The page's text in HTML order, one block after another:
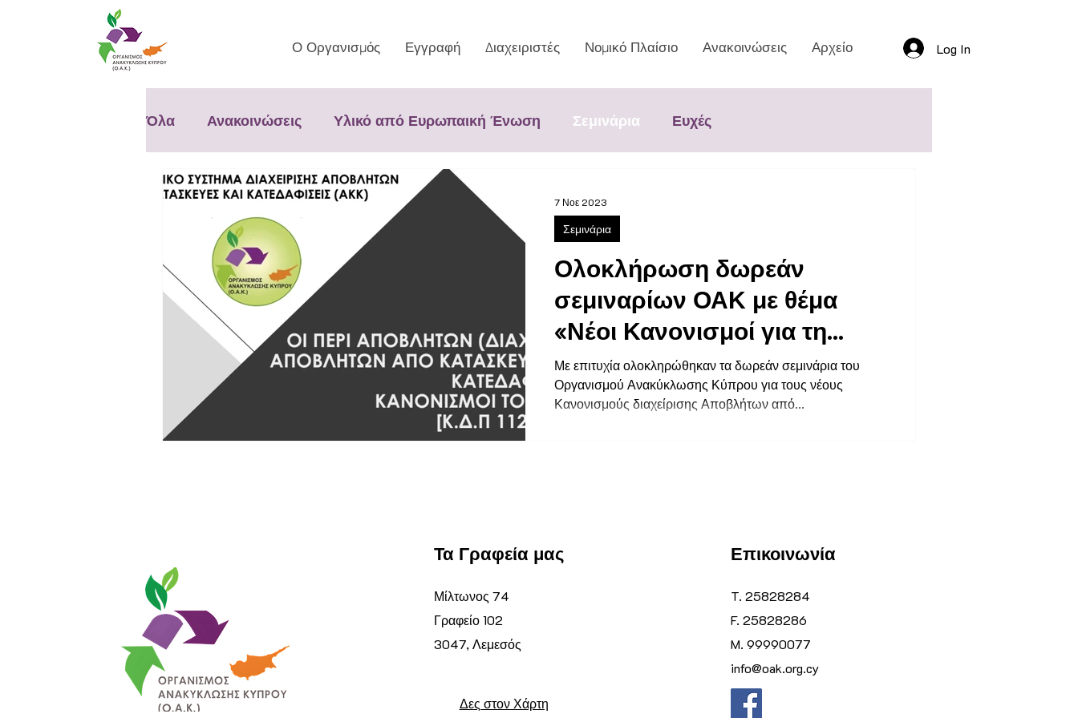
Ο Οργανισμός Εγγραφή Διαχειριστές Νομικό Πλαίσιο Ανακοινώσεις Αρχείο Log In
Όλα Ανακοινώσεις Υλικό από Ευρωπαική Ένωση Σεμινάρια Ευχές
Ολοκλήρωση δωρεάν
σεμιναρίων ΟΑΚ με θέμα
«Νέοι Κανονισμοί για τη
διαχείριση των Αποβήτων
από Κατασκευές και
Με επιτυχία ολοκληρώθηκαν τα δωρεάν σεμινάρια του
Οργανισμού Ανακύκλωσης Κύπρου για τους νέους
Κανονισμούς διαχείρισης Αποβλήτων από...
Σεμινάρια
7 Νοε 2023
Τα Γραφεία μας
Μίλτωνος 74
Γραφείο 102
3047, Λεμεσός
Δες στον Χάρτη
Επικοινωνία
T. 25828284
F. 25828286
M. 99990077
info@oak.org.cy